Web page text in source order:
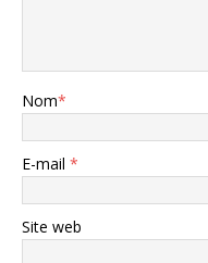
Nom*
E-mail *
Site web